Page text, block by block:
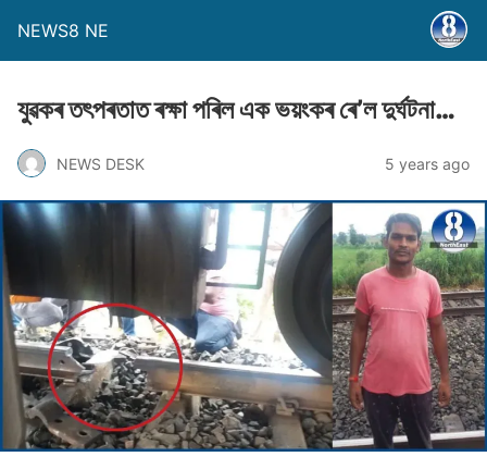
NEWS8 NE
যুৱকৰ তৎপৰতাত ৰক্ষা পৰিল এক ভয়ংকৰ ৰে’ল দুৰ্ঘটনা…
NEWS DESK 5 years ago